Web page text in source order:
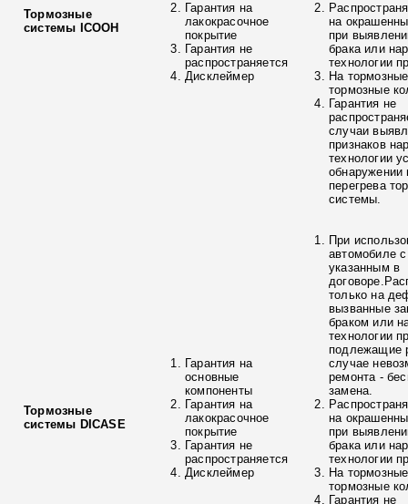
Тормозные
системы ICOOH
Гарантия на
лакокрасочное
покрытие
Гарантия не
распространяется
Дисклеймер
на
при
брака или
технологии
На
тормозные
Гарантия не
случаи
признаков
технологии
обнаружении
перегрева
системы.
Тормозные
системы DICASE
Гарантия на
основные
компоненты
Гарантия на
лакокрасочное
покрытие
Гарантия не
распространяется
Дисклеймер
При
автомобиле
указанным в
только на
вызванные
браком или
технологии
подлежащие
случае
ремонта -
замена.
на
при
брака или
технологии
На
тормозные
Гарантия не